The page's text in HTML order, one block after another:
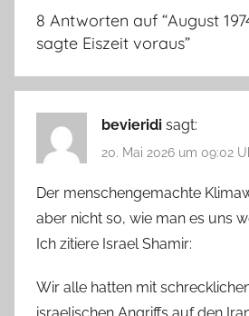
8 Antworten auf “August
sagte Eiszeit voraus”
bevieridi sagt:
20. Mai 2026 um 09:02
Der menschengemachte
aber nicht so, wie man es uns
Ich zitiere Israel Shamir:
Wir alle hatten mit